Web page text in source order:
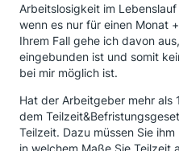
Arbeitslosigkeit im
wenn es nur für einen Monat
Ihrem Fall gehe ich davon
eingebunden ist und somit
bei mir möglich ist.
Hat der Arbeitgeber mehr als
dem
Teilzeit. Dazu müssen Sie
in welchem Maße Sie Teilzeit